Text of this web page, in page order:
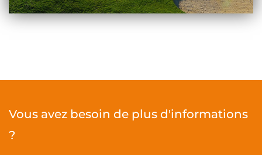
Vous avez besoin de plus d'informations
?